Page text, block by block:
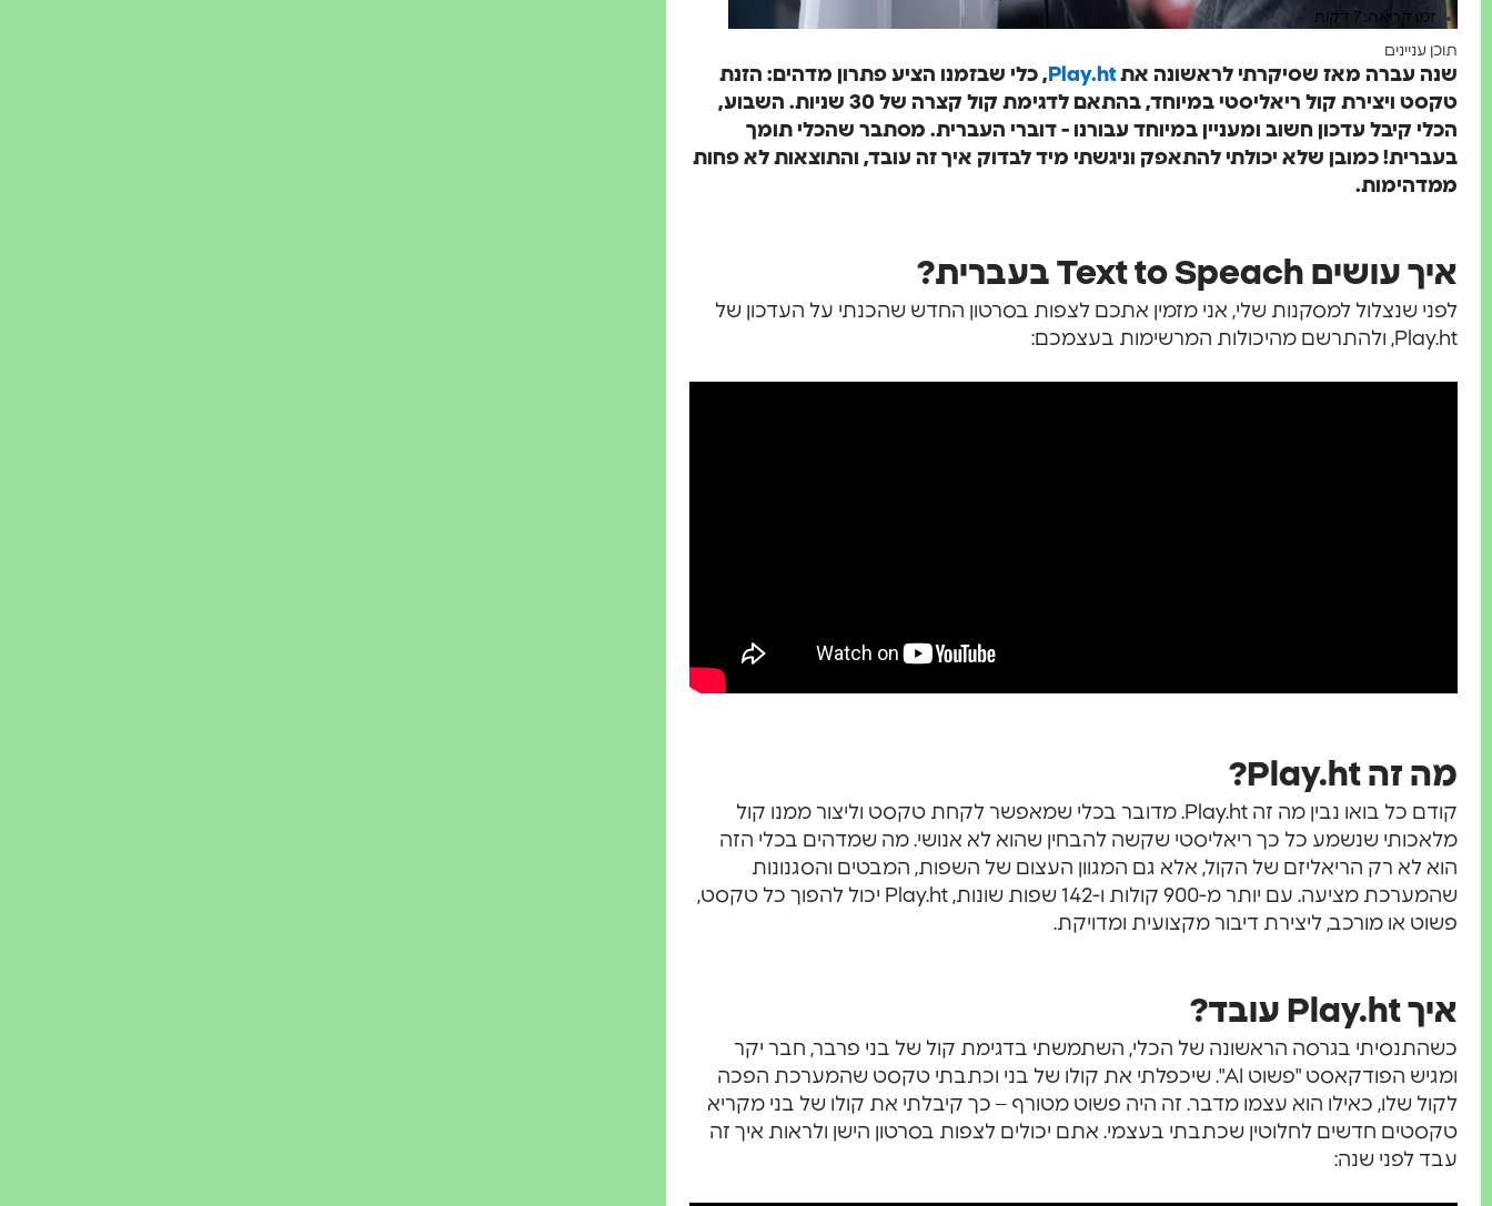
זמן קריאה: 7 דקות
תוכן עניינים
שנה עברה מאז שסיקרתי לראשונה אתPlay.ht , כלי שבזמנו הציע פתרון מדהים: הזנת
טקסט ויצירת קול ריאליסטי במיוחד, בהתאם לדגימת קול קצרה של 30 שניות. השבוע,
הכלי קיבל עדכון חשוב ומעניין במיוחד עבורנו - דוברי העברית. מסתבר שהכלי תומך
בעברית! כמובן שלא יכולתי להתאפק וניגשתי מיד לבדוק איך זה עובד, והתוצאות לא פחות
ממדהימות.
איך עושים Text to Speach בעברית?
לפני שנצלול למסקנות שלי, אני מזמין אתכם לצפות בסרטון החדש שהכנתי על העדכון של
Play.ht, ולהתרשם מהיכולות המרשימות בעצמכם:
מה זה Play.ht?
קודם כל בואו נבין מה זה Play.ht. מדובר בכלי שמאפשר לקחת טקסט וליצור ממנו קול
מלאכותי שנשמע כל כך ריאליסטי שקשה להבחין שהוא לא אנושי. מה שמדהים בכלי הזה
הוא לא רק הריאליזם של הקול, אלא גם המגוון העצום של השפות, המבטים והסגנונות
שהמערכת מציעה. עם יותר מ-900 קולות ו-142 שפות שונות, Play.ht יכול להפוך כל טקסט,
פשוט או מורכב, ליצירת דיבור מקצועית ומדויקת.
איך Play.ht עובד?
כשהתנסיתי בגרסה הראשונה של הכלי, השתמשתי בדגימת קול של בני פרבר, חבר יקר
ומגיש הפודקאסט "פשוט AI". שיכפלתי את קולו של בני וכתבתי טקסט שהמערכת הפכה
לקול שלו, כאילו הוא עצמו מדבר. זה היה פשוט מטורף – כך קיבלתי את קולו של בני מקריא
טקסטים חדשים לחלוטין שכתבתי בעצמי. אתם יכולים לצפות בסרטון הישן ולראות איך זה
עבד לפני שנה: